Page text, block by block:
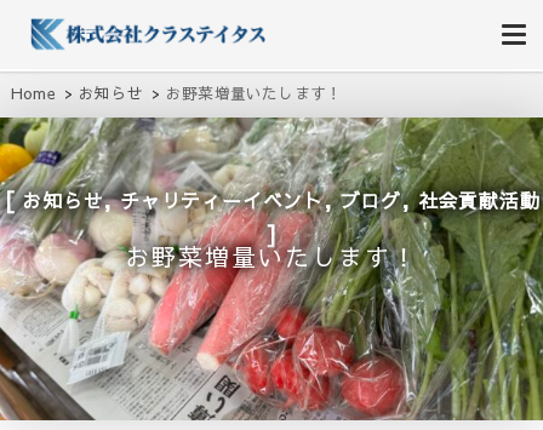
株式会社クラステイタス
地域のコミュニティーを大切にする企業
Home お知らせ お野菜増量いたします！
お知らせ,チャリティーイベント,ブログ,社会貢献活動
お野菜増量いたします！